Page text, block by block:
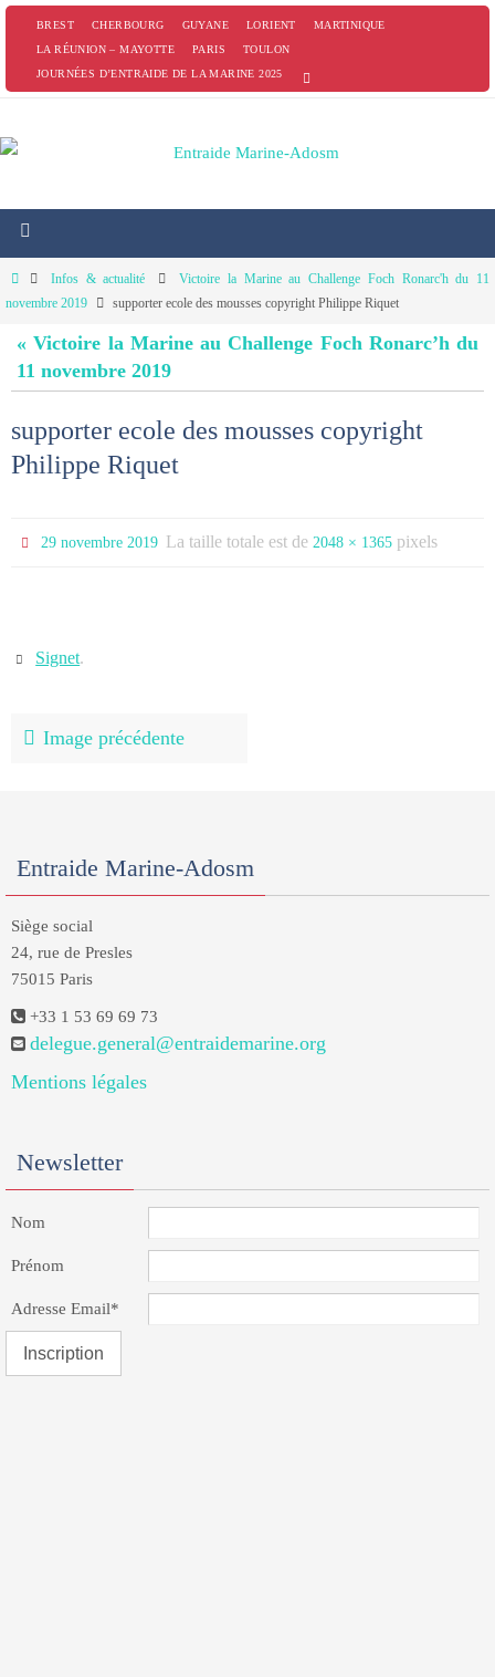
PasserBREST CHERBOURG GUYANE LORIENT
MARTINIQUE
LA RÉUNION – MAYOTTE
PARIS
TOULON
JOURNÉES D’ENTRAIDE DE LA MARINE 2025
HomeInfos & actualité
Victoire la Marine au Challenge Foch Ronarc'h du 11
novembre 2019
supporter ecole des mousses copyright Philippe Riquet
« Victoire la Marine au Challenge Foch Ronarc’h du
11 novembre 2019
supporter ecole des mousses copyright
Philippe Riquet
29 novembre 2019 La taille totale est de 2048 × 1365 pixels
Signet.
Image précédente
Entraide Marine-Adosm
Siège social
24, rue de Presles
75015 Paris
+33 1 53 69 69 73
delegue.general@entraidemarine.org
Mentions légales
Newsletter
Nom
Prénom
Adresse Email*